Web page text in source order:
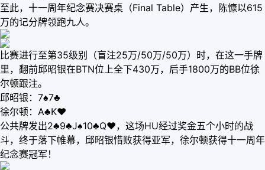
至此，十一周年纪念赛决赛桌（Final Table）产生，陈慷以615
万的记分牌领跑九人。
比赛进行至第35级别（盲注25万/50万/50万）时，在这一手牌
里，翻前邱昭银在BTN位上全下430万，后手1800万的BB位徐
尔顿跟注。
邱昭银：7♠7♣
徐尔顿：A♣K♥
公共牌发出2♣9♣J♠10♣Q♥，这场HU经过奖金五个小时的战
斗，终于落下帷幕，邱昭银惜败获得亚军，徐尔顿获得十一周年
纪念赛冠军！